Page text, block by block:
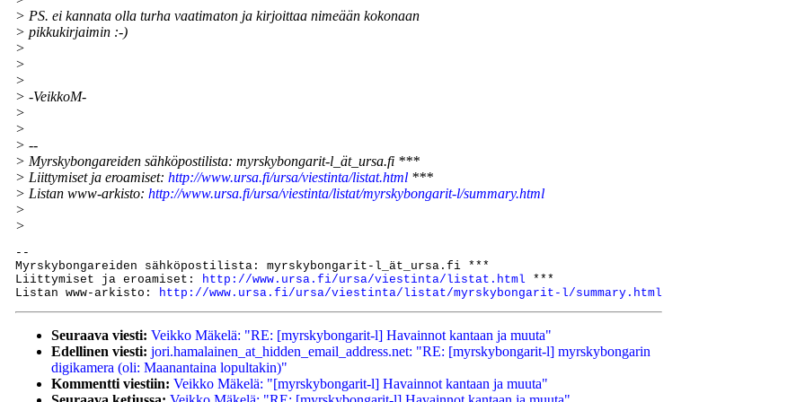
> PS. ei kannata olla turha vaatimaton ja kirjoittaa nimeään kokonaan
> pikkukirjaimin :-)
>
>
>
> -VeikkoM-
>
>
> --
> Myrskybongareiden sähköpostilista: myrskybongarit-l_ät_ursa.fi ***
> Liittymiset ja eroamiset: http://www.ursa.fi/ursa/viestinta/listat.html ***
> Listan www-arkisto: http://www.ursa.fi/ursa/viestinta/listat/myrskybongarit-l/summary.html
>
>
--
Myrskybongareiden sähköpostilista: myrskybongarit-l_ät_ursa.fi ***
Liittymiset ja eroamiset:
http://www.ursa.fi/ursa/viestinta/listat.html ***
Listan www-arkisto:
http://www.ursa.fi/ursa/viestinta/listat/myrskybongarit-l/summary.html
Seuraava viesti: Veikko Mäkelä: "RE: [myrskybongarit-l] Havainnot kantaan ja muuta"
Edellinen viesti: jori.hamalainen_at_hidden_email_address.net: "RE: [myrskybongarit-l] myrskybongarin
digikamera (oli: Maanantaina lopultakin)"
Kommentti viestiin: Veikko Mäkelä: "[myrskybongarit-l] Havainnot kantaan ja muuta"